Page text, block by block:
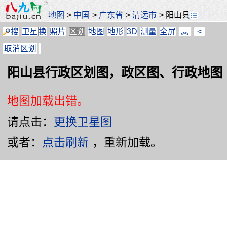
地图 > 中国 > 广东省 >清远市 > 阳山县
搜 卫星换 照片 区划 地图 地形 3D 测量 全屏 ︽
<
取消区划
阳山县行政区划图，政区图、行政地图
地图加载出错。
请点击： 更换卫星图
或者：
点击刷新 ，重新加载。